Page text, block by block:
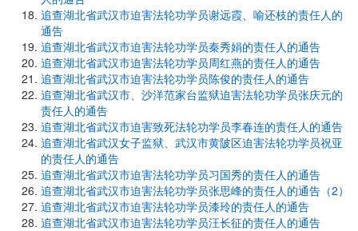
追查湖北省武汉市迫害法轮功学员谢远霞、喻还枝的责任人的
通告
追查湖北省武汉市迫害法轮功学员秦秀娟的责任人的通告
追查湖北省武汉市迫害法轮功学员周红燕的责任人的通告
追查湖北省武汉市迫害法轮功学员陈俊的责任人的通告
追查湖北省武汉市、沙洋范家台监狱迫害法轮功学员张庆元的
责任人的通告
追查湖北省武汉市迫害致死法轮功学员李春连的责任人的通告
追查湖北省武汉女子监狱、武汉市黄陂区迫害法轮功学员祝亚
的责任人的通告
追查湖北省武汉市迫害法轮功学员习国秀的责任人的通告
追查湖北省武汉市迫害法轮功学员张思峰的责任人的通告（2）
追查湖北省武汉市迫害法轮功学员漆玲的责任人的通告
追查湖北省武汉市迫害法轮功学员汪长征的责任人的通告